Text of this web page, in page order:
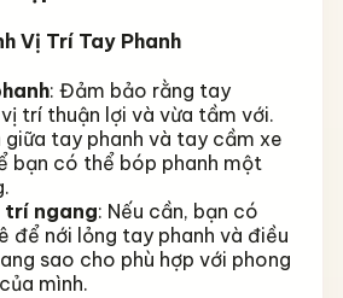
Vị Trí Tay Phanh
: Đảm bảo rằng tay
trí thuận lợi và vừa tầm với.
giữa tay phanh và tay cầm xe
bạn có thể bóp phanh một
trí ngang: Nếu cần, bạn có
để nới lỏng tay phanh và điều
sao cho phù hợp với phong
mình.